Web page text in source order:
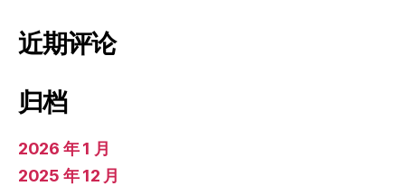
近期评论
归档
2026 年 1 月
2025 年 12 月